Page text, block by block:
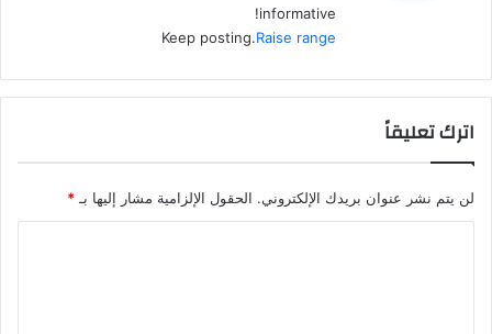
informative!
Keep posting.Raise range
اترك تعليقاً
لن يتم نشر عنوان بريدك الإلكتروني. الحقول الإلزامية مشار إليها بـ*